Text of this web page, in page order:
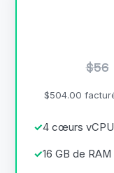
$56
$504.00
4 cœurs vCPU
16 GB de